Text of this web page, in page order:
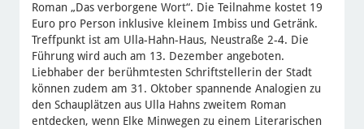
Roman „Das verborgene Wort“. Die Teilnahme kostet 19
Euro pro Person inklusive kleinem Imbiss und Getränk.
Treffpunkt ist am Ulla-Hahn-Haus, Neustraße 2-4. Die
Führung wird auch am 13. Dezember angeboten.
Liebhaber der berühmtesten Schriftstellerin der Stadt
können zudem am 31. Oktober spannende Analogien zu
den Schauplätzen aus Ulla Hahns zweitem Roman
entdecken, wenn Elke Minwegen zu einem Literarischen